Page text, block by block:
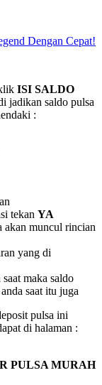
Dengan Cepat!
ISI SALDO
jadikan saldo pulsa
:
tekan YA
akan muncul rincian
yang di
maka saldo
saat itu juga
pulsa ini
di halaman :
PULSA MURAH